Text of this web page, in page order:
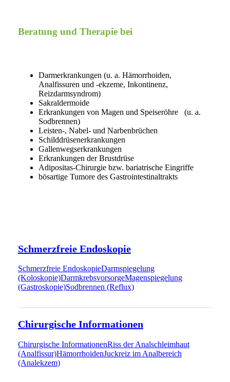
Beratung und Therapie bei
Darmerkrankungen (u. a. Hämorrhoiden,
Analfissuren und -ekzeme, Inkontinenz,
Reizdarmsyndrom)
Sakraldermoide
Erkrankungen von Magen und Speiseröhre (u. a.
Sodbrennen)
Leisten-, Nabel- und Narbenbrüchen
Schilddrüsenerkrankungen
Gallenwegserkrankungen
Erkrankungen der Brustdrüse
Adipositas-Chirurgie bzw. bariatrische Eingriffe
bösartige Tumore des Gastrointestinaltrakts
Schmerzfreie Endoskopie
Schmerzfreie EndoskopieDarmspiegelung
(Koloskopie)DarmkrebsvorsorgeMagenspiegelung
(Gastroskopie)Sodbrennen (Reflux)
Chirurgische Informationen
Chirurgische InformationenRiss der Analschleimhaut
(Analfissur)HämorrhoidenJuckreiz im Analbereich
(Analekzem)